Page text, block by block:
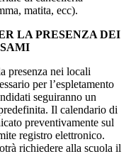
matita, ecc).
LA PRESENZA DEI
presenza nei locali
per l’espletamento
seguiranno un
Il calendario di
preventivamente sul
registro elettronico.
richiedere alla scuola il